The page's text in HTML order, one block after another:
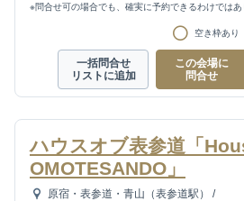
※問合せ可の場合でも、確実に予約できるわけではあ
空き枠あり
一括問合せ
リストに追加
この会場に
問合せ
ハウスオブ表参道「
OMOTESANDO」
原宿・表参道・青山（表参道駅） /